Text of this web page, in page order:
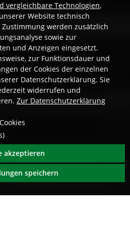
vergleichbare Technologien,
Website technisch
werden zusätzlich
sowie zur
und Anzeigen eingesetzt.
zur Funktionsdauer und
der Cookies der einzelnen
Datenschutzerklärung. Sie
widerrufen und
Zur Datenschutzerklärung
akzeptieren
speichern